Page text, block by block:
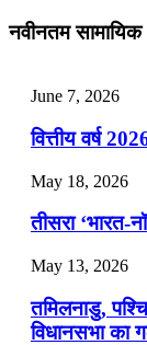
July 28, 2026
📝 डेली करेंट
📝 डेली करेंट
नवीनतम
June 7, 2026
वित्तीय वर्ष
May 18, 2026
तीसरा ‘भारत-
May 13, 2026
तमिलनाडु,
विधानसभा का